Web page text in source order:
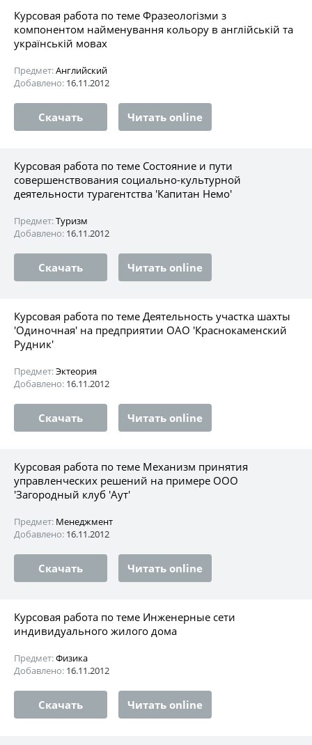
Курсовая работа по теме Фразеологізми з
компонентом найменування кольору в англійській та
українській мовах
Предмет:Английский
Добавлено: 16.11.2012
Скачать Читать online
Курсовая работа по теме Состояние и пути
совершенствования социально-культурной
деятельности турагентства 'Капитан Немо'
Предмет:Туризм
Добавлено: 16.11.2012
Скачать Читать online
Курсовая работа по теме Деятельность участка шахты
'Одиночная' на предприятии ОАО 'Краснокаменский
Рудник'
Предмет:Эктеория
Добавлено: 16.11.2012
Скачать Читать online
Курсовая работа по теме Механизм принятия
управленческих решений на примере ООО
'Загородный клуб 'Аут'
Предмет: Менеджмент
Добавлено: 16.11.2012
Скачать Читать online
Курсовая работа по теме Инженерные сети
индивидуального жилого дома
Предмет:Физика
Добавлено: 16.11.2012
Скачать Читать online